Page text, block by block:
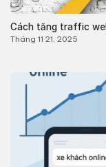
Cách tăng traffic
Tháng 11 21, 2025